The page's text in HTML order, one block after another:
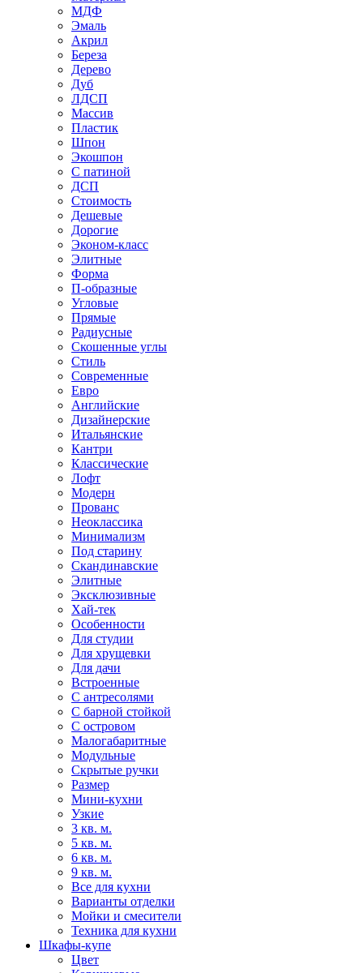
МДФ
Эмаль
Акрил
Береза
Дерево
Дуб
ЛДСП
Массив
Пластик
Шпон
Экошпон
С патиной
ДСП
Стоимость
Дешевые
Дорогие
Эконом-класс
Элитные
Форма
П-образные
Угловые
Прямые
Радиусные
Скошенные углы
Стиль
Современные
Евро
Английские
Дизайнерские
Итальянские
Кантри
Классические
Лофт
Модерн
Прованс
Неоклассика
Минимализм
Под старину
Скандинавские
Элитные
Эксклюзивные
Хай-тек
Особенности
Для студии
Для хрущевки
Для дачи
Встроенные
С антресолями
С барной стойкой
С островом
Малогабаритные
Модульные
Скрытые ручки
Размер
Мини-кухни
Узкие
3 кв. м.
5 кв. м.
6 кв. м.
9 кв. м.
Все для кухни
Варианты отделки
Мойки и смесители
Техника для кухни
Шкафы-купе
Цвет